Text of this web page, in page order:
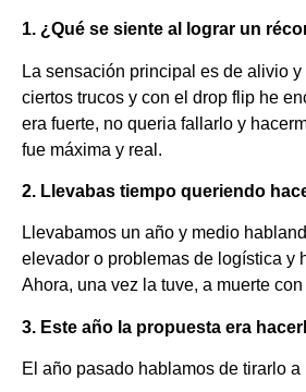
1. ¿Qué se siente al lograr un
La sensación principal es de alivio
ciertos trucos y con el drop flip he
era fuerte, no queria fallarlo y
fue máxima y real.
2. Llevabas tiempo queriendo
Llevabamos un año y medio
elevador o problemas de logística y
Ahora, una vez la tuve, a muerte con
3. Este año la propuesta era
El año pasado hablamos de tirarlo